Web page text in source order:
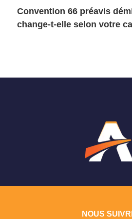
Convention 66 préavis
change-t-elle selon votre
NOUS